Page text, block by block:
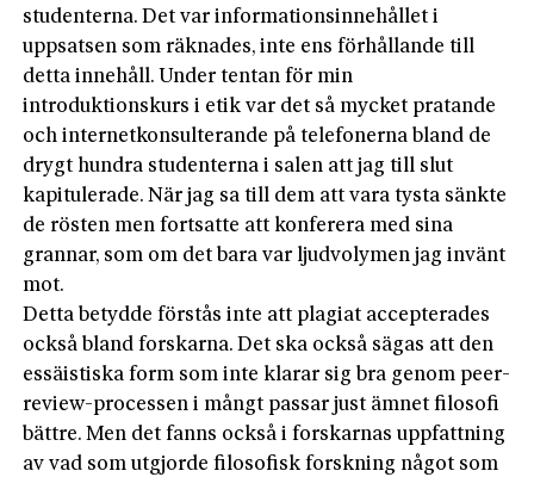
studenterna. Det var informationsinnehållet i
uppsatsen som räknades, inte ens förhållande till
detta innehåll. Under tentan för min
introduktionskurs i etik var det så mycket pratande
och internetkonsulterande på telefonerna bland de
drygt hundra studenterna i salen att jag till slut
kapitulerade. När jag sa till dem att vara tysta sänkte
de rösten men fortsatte att konferera med sina
grannar, som om det bara var ljudvolymen jag invänt
mot.
Detta betydde förstås inte att plagiat accepterades
också bland forskarna. Det ska också sägas att den
essäistiska form som inte klarar sig bra genom peer-
review-processen i mångt passar just ämnet filosofi
bättre. Men det fanns också i forskarnas uppfattning
av vad som utgjorde filosofisk forskning något som